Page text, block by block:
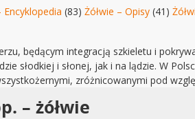
Encyklopedia (83) Żółwie – Opisy (41)
będącym integracją szkieletu i
słodkiej i słonej, jak i na lądzie. W
zróżnicowanymi pod
– żółwie